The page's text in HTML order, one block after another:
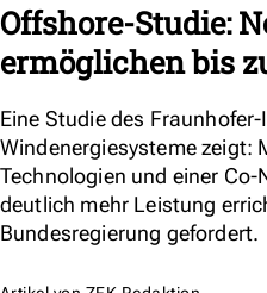
Offshore-Studie:
ermöglichen bis
Eine Studie des
Windenergiesysteme zeigt:
Technologien und einer
deutlich mehr Leistung
Bundesregierung gefordert.